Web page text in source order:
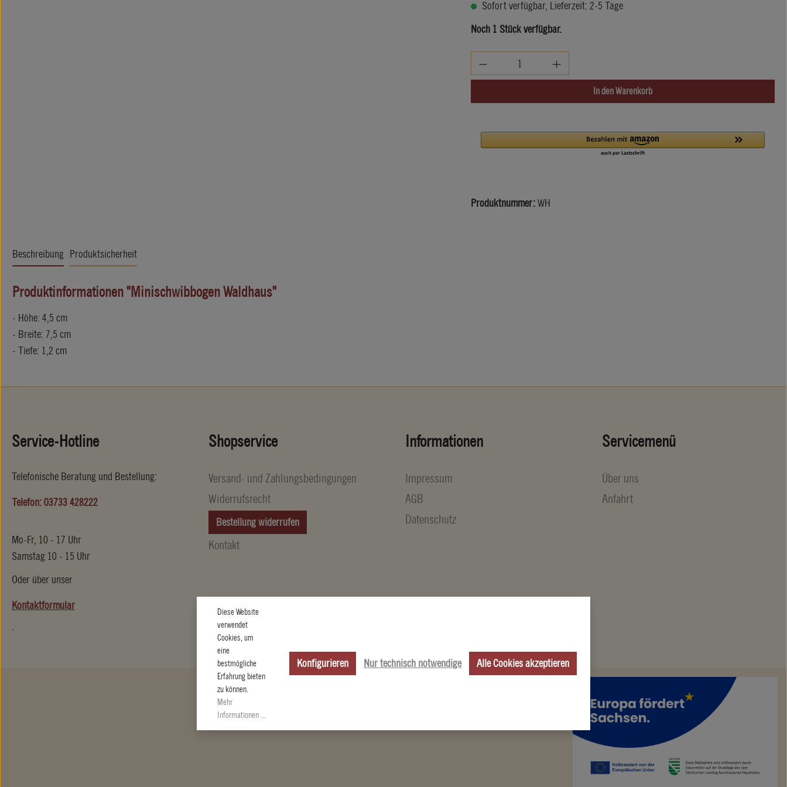
Sofort verfügbar, Lieferzeit: 2-5 Tage
Noch 1 Stück verfügbar.
Produkt Anzahl: Gib den gewünschten Wert ein oder
In den Warenkorb
Produktnummer:WH
Beschreibung Produktsicherheit
Produktinformationen "Minischwibbogen Waldhaus"
- Höhe: 4,5 cm
- Breite: 7,5 cm
- Tiefe: 1,2 cm
Service-Hotline
Telefonische Beratung und Bestellung:
Telefon: 03733 428222
Mo-Fr, 10 - 17 Uhr
Samstag 10 - 15 Uhr
Oder über unser
Kontaktformular
Shopservice
Versand- und Zahlungsbedingungen
Widerrufsrecht
Bestellung widerrufen
Kontakt
Informationen
Impressum
AGB
Datenschutz
Servicemenü
Über uns
Anfahrt
Diese Website
verwendet
Cookies, um
eine
bestmögliche
Erfahrung bieten
zu können.
Mehr
Informationen ...
Nur technisch notwendige
Konfigurieren Alle Cookies akzeptieren